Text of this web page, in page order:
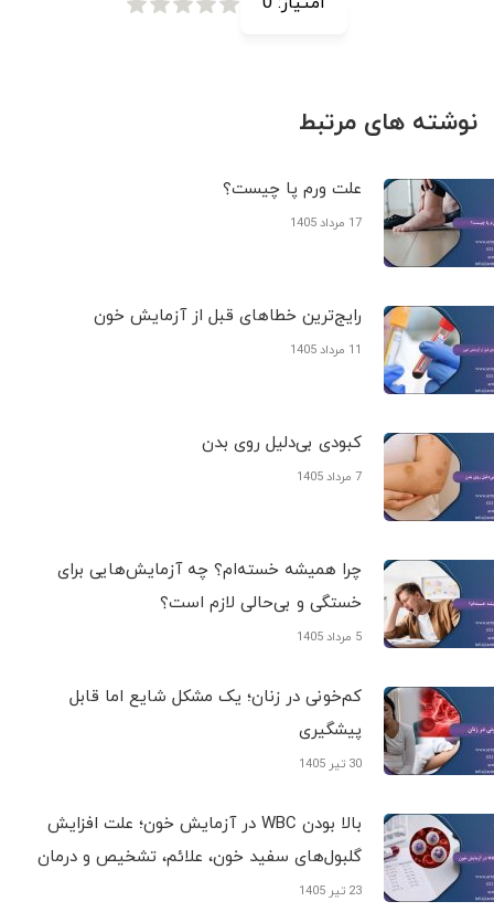
نوشته های مرتبط
علت ورم پا چیست؟
17 مرداد 1405
رایج‌ترین خطاهای قبل از آزمایش خون
11 مرداد 1405
کبودی‌ بی‌دلیل روی بدن
7 مرداد 1405
چرا همیشه خسته‌ام؟ چه آزمایش‌هایی برای
خستگی و بی‌حالی لازم است؟
5 مرداد 1405
کم‌خونی در زنان؛ یک مشکل شایع اما قابل
پیشگیری
30 تیر 1405
بالا بودن WBC در آزمایش خون؛ علت افزایش
گلبول‌های سفید خون، علائم، تشخیص و درمان
23 تیر 1405